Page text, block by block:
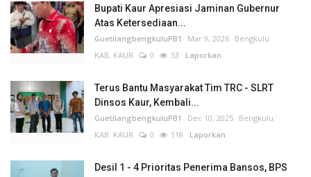
Bupati Kaur Apresiasi Jaminan Gubernur
Atas Ketersediaan...
GuetilangbengkuluPB1 Mar 9, 2026 Bengkulu
KAB. KAUR
0 53 Laporkan
Terus Bantu Masyarakat Tim TRC - SLRT
Dinsos Kaur, Kembali...
GuetilangbengkuluPB1 Dec 10, 2025 Bengkulu
KAB. KAUR
0 118 Laporkan
Desil 1 - 4 Prioritas Penerima Bansos, BPS